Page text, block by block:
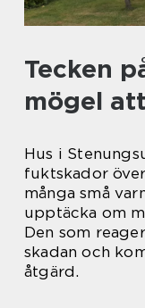
Tecken
mögel
Hus i
fuktskador
många små
upptäcka om
Den som
skadan och
åtgärd.